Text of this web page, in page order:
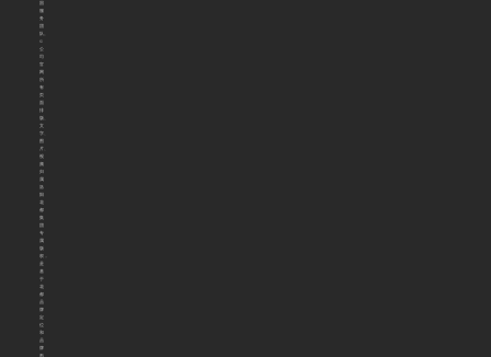
服
务
队。
©
公
官
网
所
有
页
面
版、
文
字、
图
片、
视
洛
花
都
集
专
版
权，
是
基
于
花
都
品
牌
定
位
和
品
牌
形